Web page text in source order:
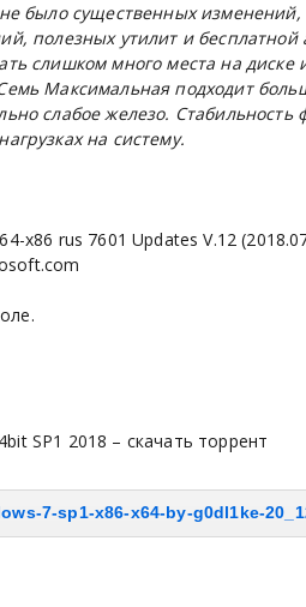
было существенных
полезных утилит и
слишком много места на диске
Максимальная подходит
слабое железо.
на систему.
x86 rus 7601 Updates V.12
SP1 2018 – скачать торрент
7-sp1-x86-x64-by-g0dl1ke-